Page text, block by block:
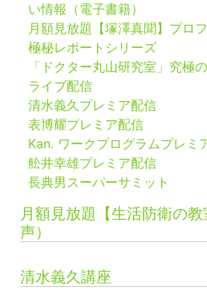
い情報（電子書籍）
月額見放題【塚澤真聞】プロ
極秘レポートシリーズ
「ドクター丸山研究室」究極
ライブ配信
清水義久プレミア配信
表博耀プレミア配信
Kan. ワークプログラムプレミ
舩井幸雄プレミア配信
長典男スーパーサミット
月額見放題【生活防衛の
声）
清水義久講座